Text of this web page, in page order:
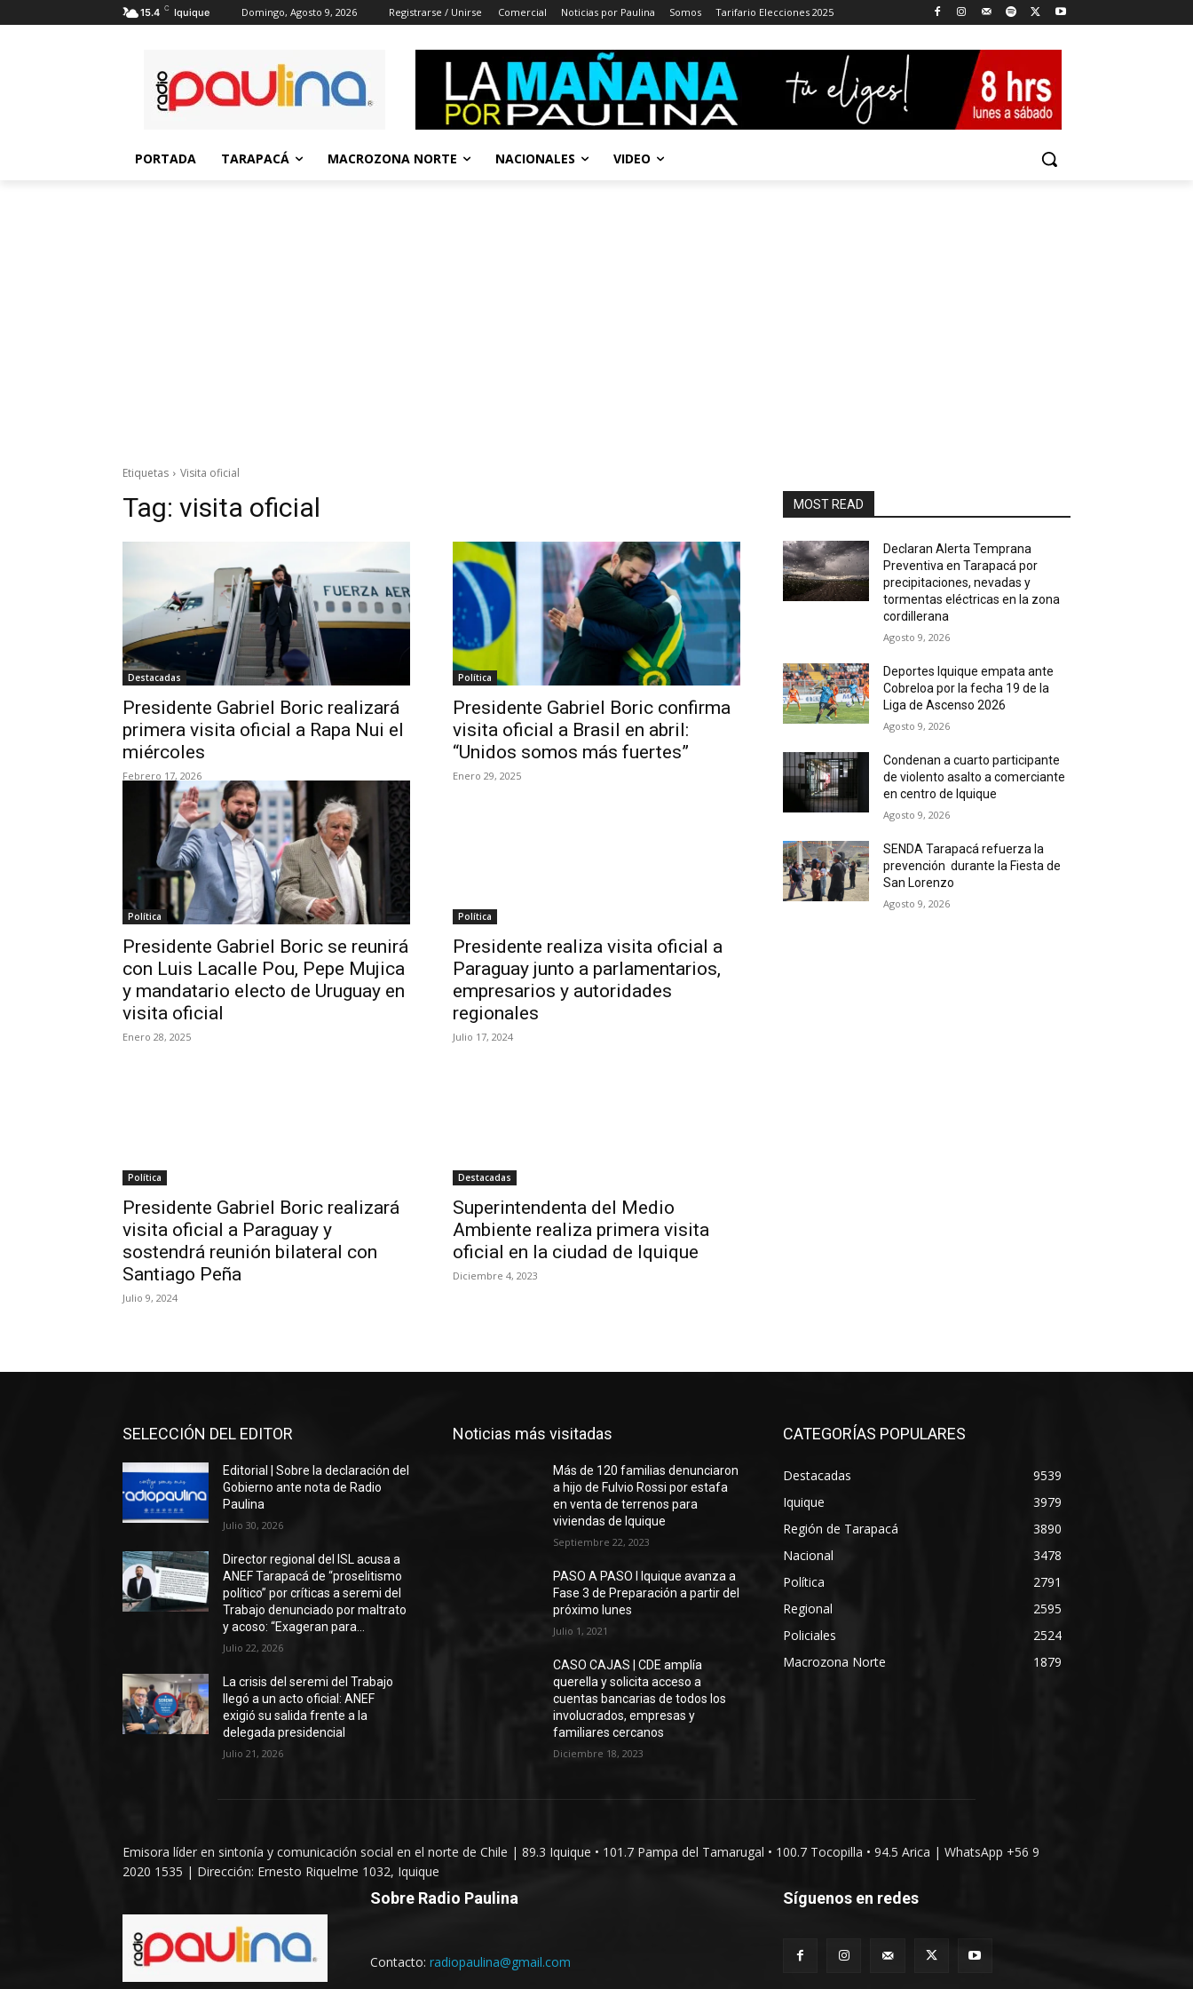
15.4 C Iquique Domingo, Agosto 9, 2026 Registrarse / Unirse Comercial Noticias por Paulina Somos Tarifario Elecciones 2025
PORTADA TARAPACÁ MACROZONA NORTE NACIONALES VIDEO
Etiquetas Visita oficial
Tag: visita oficial
Destacadas
Presidente Gabriel Boric realizará
primera visita oficial a Rapa Nui el
miércoles
Febrero 17, 2026
Política
Presidente Gabriel Boric confirma
visita oficial a Brasil en abril:
“Unidos somos más fuertes”
Enero 29, 2025
Política
Presidente Gabriel Boric se reunirá
con Luis Lacalle Pou, Pepe Mujica
y mandatario electo de Uruguay en
visita oficial
Enero 28, 2025
Política
Presidente realiza visita oficial a
Paraguay junto a parlamentarios,
empresarios y autoridades
regionales
Julio 17, 2024
Política
Presidente Gabriel Boric realizará
visita oficial a Paraguay y
sostendrá reunión bilateral con
Santiago Peña
Julio 9, 2024
Destacadas
Superintendenta del Medio
Ambiente realiza primera visita
oficial en la ciudad de Iquique
Diciembre 4, 2023
MOST READ
Declaran Alerta Temprana
Preventiva en Tarapacá por
precipitaciones, nevadas y
tormentas eléctricas en la zona
cordillerana
Agosto 9, 2026
Deportes Iquique empata ante
Cobreloa por la fecha 19 de la
Liga de Ascenso 2026
Agosto 9, 2026
Condenan a cuarto participante
de violento asalto a comerciante
en centro de Iquique
Agosto 9, 2026
SENDA Tarapacá refuerza la
prevención durante la Fiesta de
San Lorenzo
Agosto 9, 2026
SELECCIÓN DEL EDITOR
Editorial | Sobre la declaración del
Gobierno ante nota de Radio
Paulina
Julio 30, 2026
Director regional del ISL acusa a
ANEF Tarapacá de “proselitismo
político” por críticas a seremi del
Trabajo denunciado por maltrato
y acoso: “Exageran para...
Julio 22, 2026
La crisis del seremi del Trabajo
llegó a un acto oficial: ANEF
exigió su salida frente a la
delegada presidencial
Julio 21, 2026
Noticias más visitadas
Más de 120 familias denunciaron
a hijo de Fulvio Rossi por estafa
en venta de terrenos para
viviendas de Iquique
Septiembre 22, 2023
PASO A PASO I Iquique avanza a
Fase 3 de Preparación a partir del
próximo lunes
Julio 1, 2021
CASO CAJAS | CDE amplía
querella y solicita acceso a
cuentas bancarias de todos los
involucrados, empresas y
familiares cercanos
Diciembre 18, 2023
CATEGORÍAS POPULARES
Destacadas
9539
Iquique
3979
Región de Tarapacá
3890
Nacional
3478
Política
2791
Regional
2595
Policiales
2524
Macrozona Norte
1879
Emisora líder en sintonía y comunicación social en el norte de Chile | 89.3 Iquique • 101.7 Pampa del Tamarugal • 100.7 Tocopilla • 94.5 Arica | WhatsApp +56 9
2020 1535 | Dirección: Ernesto Riquelme 1032, Iquique
Sobre Radio Paulina
Contacto: radiopaulina@gmail.com
Síguenos en redes